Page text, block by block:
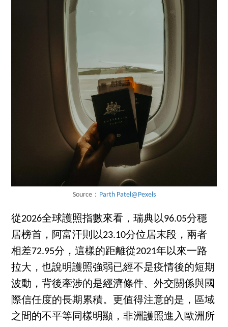
Source： Parth Patel@Pexels
從2026全球護照指數來看，瑞典以96.05分穩
居榜首，阿富汗則以23.10分位居末段，兩者
相差72.95分，這樣的距離從2021年以來一路
拉大，也說明護照強弱已經不是疫情後的短期
波動，背後牽涉的是經濟條件、外交關係與國
際信任度的長期累積。更值得注意的是，區域
之間的不平等同樣明顯，非洲護照進入歐洲所